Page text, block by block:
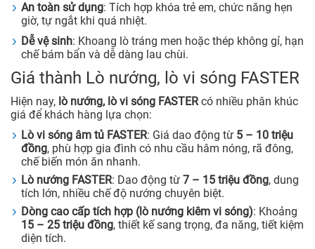
An toàn sử dụng: Tích hợp khóa trẻ em, chức năng hẹn
giờ, tự ngắt khi quá nhiệt.
Dễ vệ sinh: Khoang lò tráng men hoặc thép không gỉ, hạn
chế bám bẩn và dễ dàng lau chùi.
Giá thành Lò nướng, lò vi sóng FASTER
Hiện nay, lò nướng, lò vi sóng FASTERcó nhiều phân khúc
giá để khách hàng lựa chọn:
Lò vi sóng âm tủ FASTER: Giá dao động từ 5 – 10 triệu
đồng, phù hợp gia đình có nhu cầu hâm nóng, rã đông,
chế biến món ăn nhanh.
Lò nướng FASTER: Dao động từ 7 – 15 triệu đồng, dung
tích lớn, nhiều chế độ nướng chuyên biệt.
Dòng cao cấp tích hợp (lò nướng kiêm vi sóng): Khoảng
15 – 25 triệu đồng, thiết kế sang trọng, đa năng, tiết kiệm
diện tích.